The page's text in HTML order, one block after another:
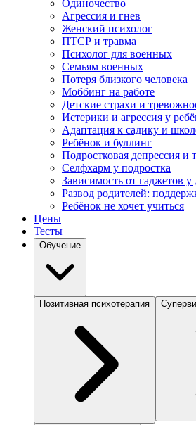
Одиночество
Агрессия и гнев
Женский психолог
ПТСР и травма
Психолог для военных
Семьям военных
Потеря близкого человека
Моббинг на работе
Детские страхи и
Истерики и агрессия у
Адаптация к садику и
Ребёнок и буллинг
Подростковая депрессия и
Селфхарм у подростка
Зависимость от гаджетов у
Развод родителей:
Ребёнок не хочет учиться
Цены
Тесты
Обучение
Позитивная психотерапия